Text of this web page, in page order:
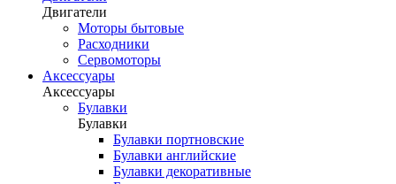
Двигатели
Моторы бытовые
Расходники
Сервомоторы
Аксессуары
Аксессуары
Булавки
Булавки
Булавки портновские
Булавки английские
Булавки декоративные